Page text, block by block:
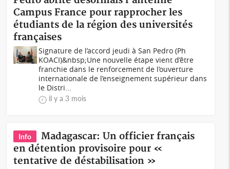
Campus France pour rapprocher les
étudiants de la région des universités
françaises
Signature de l’accord jeudi à San Pedro (Ph
KOACI)&nbsp;Une nouvelle étape vient d’être
franchie dans le renforcement de l’ouverture
internationale de l’enseignement supérieur dans
le Distri...
il y a 3 mois
Info
Madagascar: Un officier français
en détention provisoire pour «
tentative de déstabilisation »